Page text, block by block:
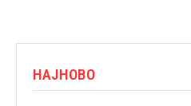
НАЈНОВО